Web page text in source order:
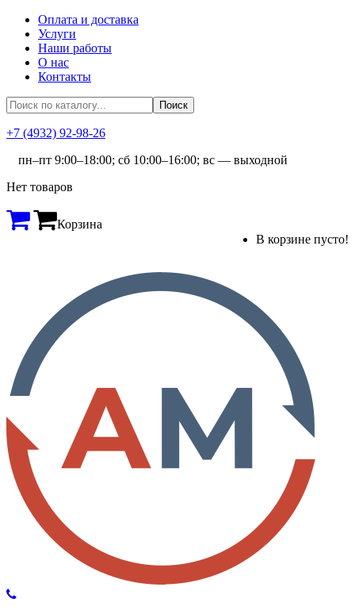
Оплата и доставка
Услуги
Наши работы
О нас
Контакты
+7 (4932) 92-98-26
пн–пт 9:00–18:00; сб 10:00–16:00; вс — выходной
Нет товаров
Корзина
В корзине пусто!